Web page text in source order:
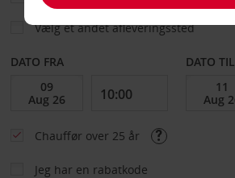
Vælg et andet afleveringssted
DATO FRA DATO TIL
Chauffør over 25 år
Jeg har en rabatkode